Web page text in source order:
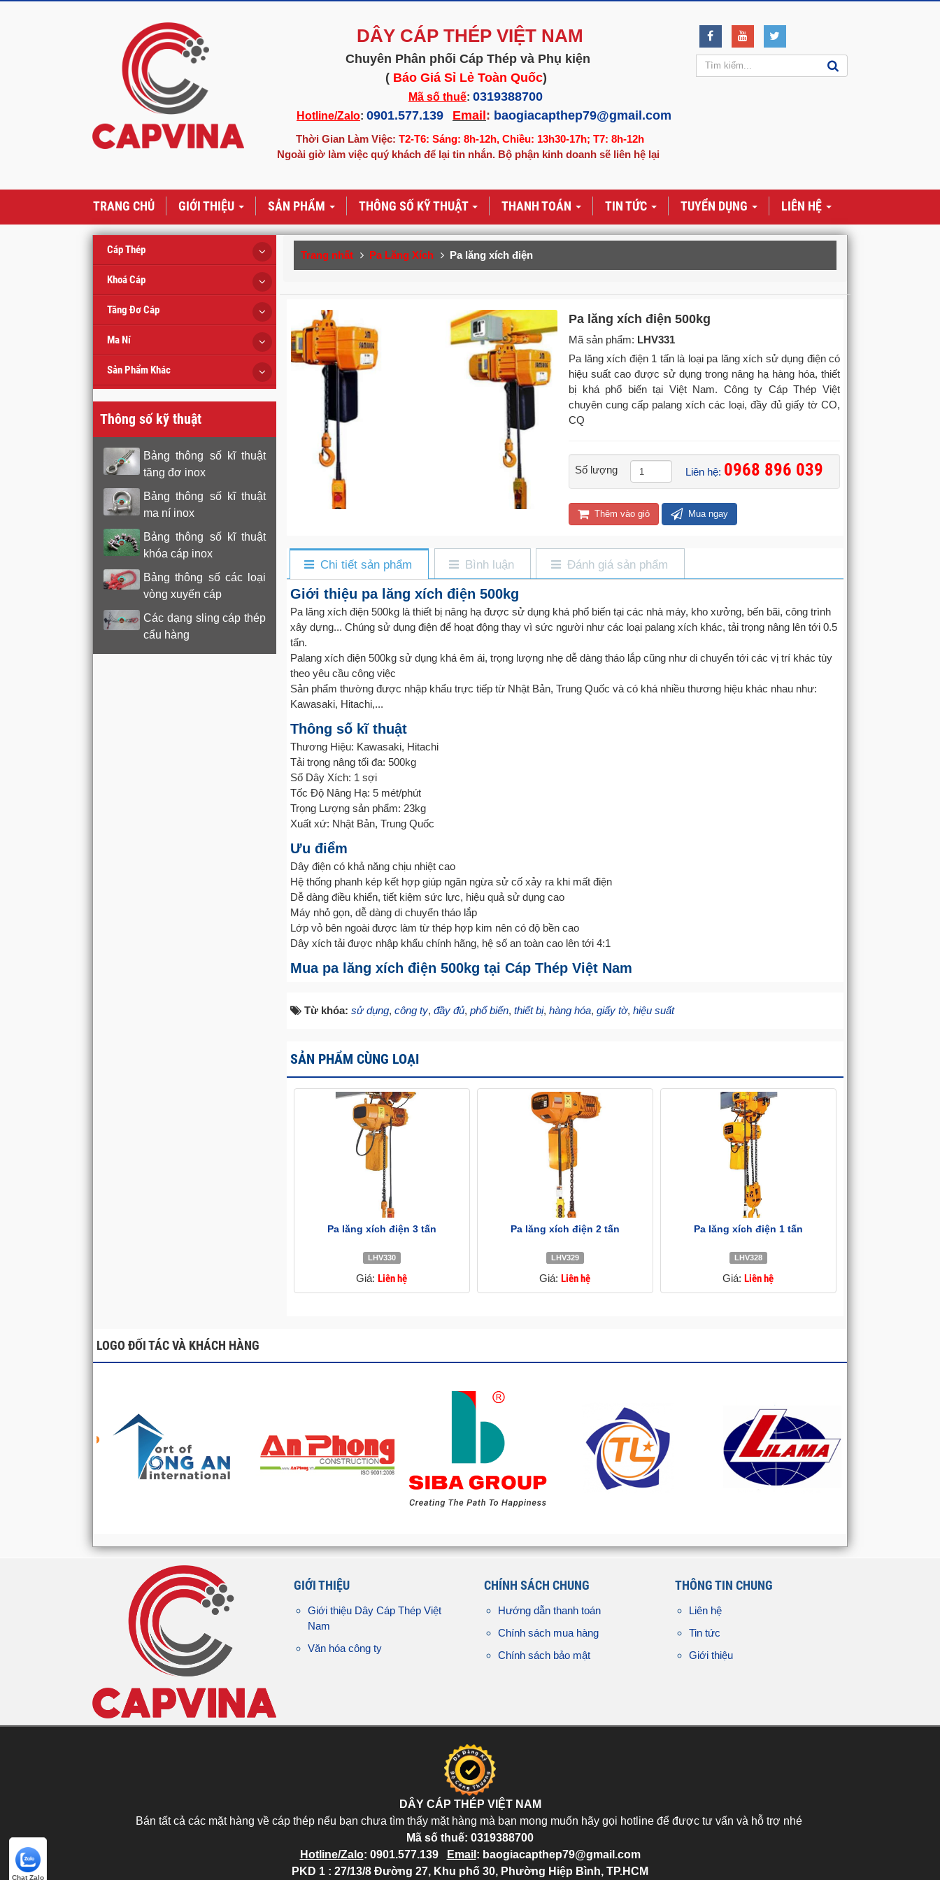
DÂY CÁP THÉP VIỆT NAM
Chuyên Phân phối Cáp Thép và Phụ kiện
( Báo Giá Sỉ Lẻ Toàn Quốc)
Mã số thuế: 0319388700
Hotline/Zalo: 0901.577.139 Email : baogiacapthep79@gmail.com
Thời Gian Làm Việc: T2-T6: Sáng: 8h-12h, Chiều: 13h30-17h; T7: 8h-12h
Ngoài giờ làm việc quý khách để lại tin nhắn. Bộ phận kinh doanh sẽ liên hệ lại
TRANG CHỦ GIỚI THIỆU SẢN PHẨM THÔNG SỐ KỸ THUẬT THANH TOÁN TIN TỨC TUYỂN DỤNG LIÊN HỆ
Trang nhất Pa Lăng Xích Pa lăng xích điện
Pa lăng xích điện 500kg
Mã sản phẩm: LHV331
Pa lăng xích điện 1 tấn là loại pa lăng xích sử dụng điện có
hiệu suất cao được sử dụng trong nâng hạ hàng hóa, thiết
bị khá phổ biến tại Việt Nam. Công ty Cáp Thép Việt
chuyên cung cấp palang xích các loại, đầy đủ giấy tờ CO,
CQ
Số lượng Liên hệ: 0968 896 039
Thêm vào giỏ Mua ngay
Chi tiết sản phẩm Bình luận Đánh giá sản phẩm
Giới thiệu pa lăng xích điện 500kg
Pa lăng xích điện 500kg là thiết bị nâng hạ được sử dụng khá phổ biến tại các nhà máy, kho xưởng, bến bãi, công trình
xây dựng... Chúng sử dụng điện để hoạt động thay vì sức người như các loại palang xích khác, tải trọng nâng lên tới 0.5
tấn.
Palang xích điện 500kg sử dụng khá êm ái, trọng lượng nhẹ dễ dàng tháo lắp cũng như di chuyển tới các vị trí khác tùy
theo yêu cầu công việc
Sản phẩm thường được nhập khẩu trực tiếp từ Nhật Bản, Trung Quốc và có khá nhiều thương hiệu khác nhau như:
Kawasaki, Hitachi,...
Thông số kĩ thuật
Thương Hiệu: Kawasaki, Hitachi
Tải trọng nâng tối đa: 500kg
Số Dây Xích: 1 sợi
Tốc Độ Nâng Hạ: 5 mét/phút
Trọng Lượng sản phẩm: 23kg
Xuất xứ: Nhật Bản, Trung Quốc
Ưu điểm
Dây điện có khả năng chịu nhiệt cao
Hệ thống phanh kép kết hợp giúp ngăn ngừa sử cố xảy ra khi mất điện
Dễ dàng điều khiển, tiết kiệm sức lực, hiệu quả sử dụng cao
Máy nhỏ gọn, dễ dàng di chuyển tháo lắp
Lớp vỏ bên ngoài được làm từ thép hợp kim nên có độ bền cao
Dây xích tải được nhập khẩu chính hãng, hệ số an toàn cao lên tới 4:1
Mua pa lăng xích điện 500kg tại Cáp Thép Việt Nam
Từ khóa: sử dụng, công ty, đầy đủ, phổ biến, thiết bị, hàng hóa, giấy tờ, hiệu suất
SẢN PHẨM CÙNG LOẠI
Pa lăng xích điện 3 tấn
LHV330
Giá:Liên hệ
Pa lăng xích điện 2 tấn
LHV329
Giá:Liên hệ
Pa lăng xích điện 1 tấn
LHV328
Giá:Liên hệ
Cáp Thép
Khoá Cáp
Tăng Đơ Cáp
Ma Ní
Sản Phẩm Khác
Thông số kỹ thuật
Bảng thông số kĩ thuật
tăng đơ inox
Bảng thông số kĩ thuật
ma ní inox
Bảng thông số kĩ thuật
khóa cáp inox
Bảng thông số các loại
vòng xuyến cáp
Các dạng sling cáp thép
cẩu hàng
LOGO ĐỐI TÁC VÀ KHÁCH HÀNG
GIỚI THIỆU
Giới thiệu Dây Cáp Thép Việt
Nam
Văn hóa công ty
CHÍNH SÁCH CHUNG
Hướng dẫn thanh toán
Chính sách mua hàng
Chính sách bảo mật
THÔNG TIN CHUNG
Liên hệ
Tin tức
Giới thiệu
DÂY CÁP THÉP VIỆT NAM
Bán tất cả các mặt hàng về cáp thép nếu bạn chưa tìm thấy mặt hàng mà bạn mong muốn hãy gọi hotline để được tư vấn và hỗ trợ nhé
Mã số thuế: 0319388700
Hotline/Zalo: 0901.577.139 Email : baogiacapthep79@gmail.com
PKD 1 : 27/13/8 Đường 27, Khu phố 30, Phường Hiệp Bình, TP.HCM
Chat Zalo